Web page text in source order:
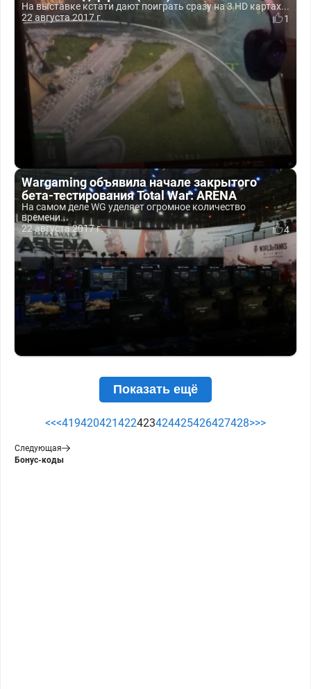
На выставке кстати дают поиграть сразу на 3 HD картах...
22 августа 2017 г.
1
Wargaming объявила начале закрытого
бета-тестирования Total War: ARENA
На самом деле WG уделяет огромное количество
времени...
22 августа 2017 г.
4
Показать ещё
<<<419420421422423424425426427428>>>
Следующая
Бонус-коды